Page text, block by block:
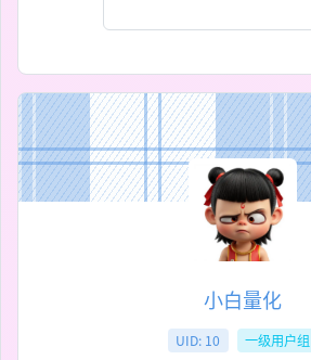
小白量化
UID: 10 一级用户组